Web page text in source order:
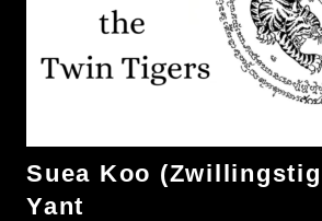
Suea Koo
Yant